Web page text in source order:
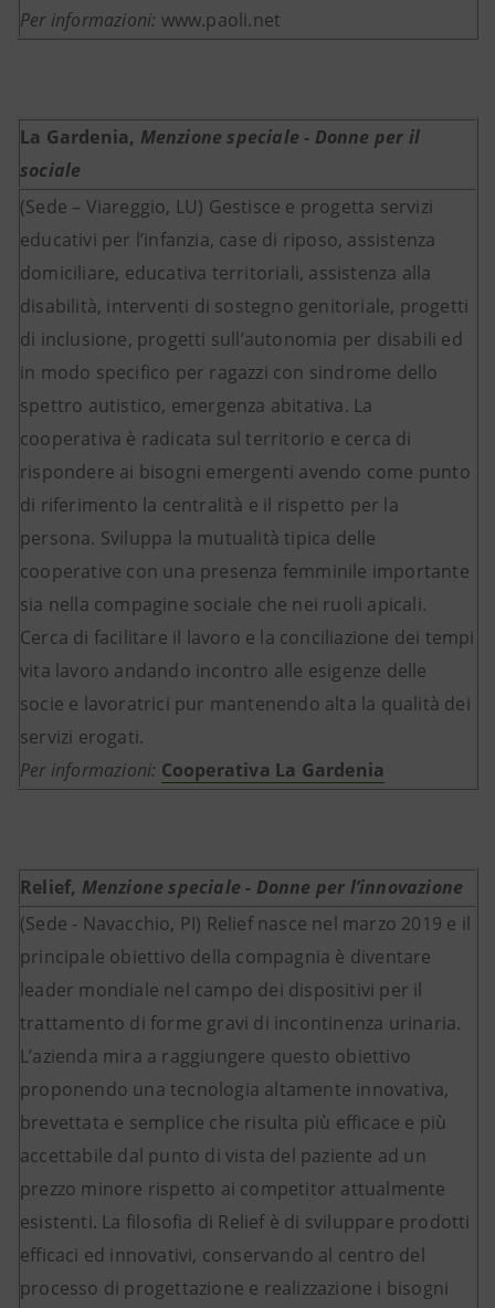
Per informazioni: www.paoli.net
La Gardenia, Menzione speciale - Donne per il
sociale
(Sede – Viareggio, LU) Gestisce e progetta servizi
educativi per l’infanzia, case di riposo, assistenza
domiciliare, educativa territoriali, assistenza alla
disabilità, interventi di sostegno genitoriale, progetti
di inclusione, progetti sull’autonomia per disabili ed
in modo specifico per ragazzi con sindrome dello
spettro autistico, emergenza abitativa. La
cooperativa è radicata sul territorio e cerca di
rispondere ai bisogni emergenti avendo come punto
di riferimento la centralità e il rispetto per la
persona. Sviluppa la mutualità tipica delle
cooperative con una presenza femminile importante
sia nella compagine sociale che nei ruoli apicali.
Cerca di facilitare il lavoro e la conciliazione dei tempi
vita lavoro andando incontro alle esigenze delle
socie e lavoratrici pur mantenendo alta la qualità dei
servizi erogati.
Per informazioni: Cooperativa La Gardenia
Relief, Menzione speciale - Donne per l’innovazione
(Sede - Navacchio, PI) Relief nasce nel marzo 2019 e il
principale obiettivo della compagnia è diventare
leader mondiale nel campo dei dispositivi per il
trattamento di forme gravi di incontinenza urinaria.
L’azienda mira a raggiungere questo obiettivo
proponendo una tecnologia altamente innovativa,
brevettata e semplice che risulta più efficace e più
accettabile dal punto di vista del paziente ad un
prezzo minore rispetto ai competitor attualmente
esistenti. La filosofia di Relief è di sviluppare prodotti
efficaci ed innovativi, conservando al centro del
processo di progettazione e realizzazione i bisogni